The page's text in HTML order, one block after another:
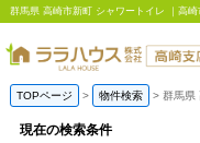
群馬県 高崎市新町 シャワートイレ ｜高
TOPページ 物件検索 群馬県
現在の検索条件